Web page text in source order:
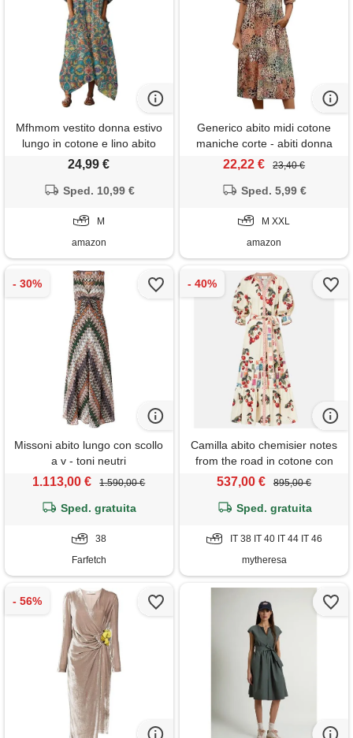
Mfhmom vestito donna estivo
lungo in cotone e lino abito
boho chic con grandi tasche
traspirante casual vestiti
mare
24,99 €
Sped. 10,99 €
M
amazon
Generico abito midi cotone
maniche corte - abiti donna
elegante estivo scollo a v
22,22 € 23,40 €
Sped. 5,99 €
M XXL
amazon
Missoni abito lungo con scollo
a v - toni neutri
1.113,00 € 1.590,00 €
Sped. gratuita
38
Farfetch
Camilla abito chemisier notes
from the road in cotone con
stampa
537,00 € 895,00 €
Sped. gratuita
IT 38 IT 40 IT 44 IT 46
mytheresa